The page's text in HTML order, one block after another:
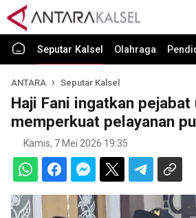
Seputar Kalsel Olahraga
ANTARA Seputar Kalsel
Haji Fani ingatkan pejabat
memperkuat pelayanan
Kamis, 7 Mei 2026 19:35